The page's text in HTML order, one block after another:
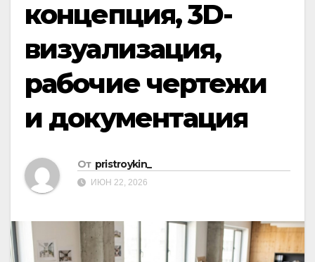
концепция, 3D-
визуализация,
рабочие чертежи
и документация
От pristroykin_
ИЮН 22, 2026